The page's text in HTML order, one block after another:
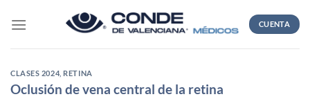
CUENTA
CLASES 2024, RETINA
Oclusión de vena central de la retina